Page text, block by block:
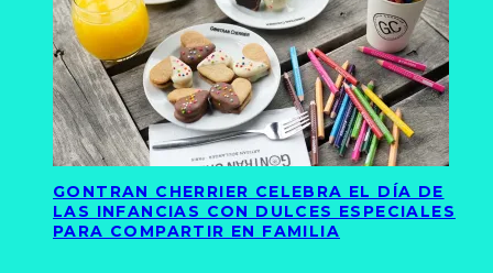
GONTRAN CHERRIER CELEBRA EL DÍA DE
LAS INFANCIAS CON DULCES ESPECIALES
PARA COMPARTIR EN FAMILIA